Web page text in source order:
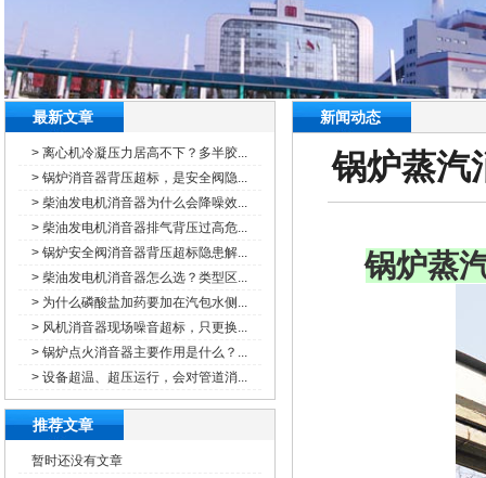
最新文章
> 离心机冷凝压力居高不下？多半胶...
> 锅炉消音器背压超标，是安全阀隐...
> 柴油发电机消音器为什么会降噪效...
> 柴油发电机消音器排气背压过高危...
> 锅炉安全阀消音器背压超标隐患解...
> 柴油发电机消音器怎么选？类型区...
> 为什么磷酸盐加药要加在汽包水侧...
> 风机消音器现场噪音超标，只更换...
> 锅炉点火消音器主要作用是什么？...
> 设备超温、超压运行，会对管道消...
推荐文章
暂时还没有文章
新闻动态
锅炉蒸汽
锅炉蒸